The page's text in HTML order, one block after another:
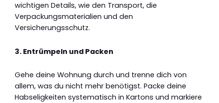
wichtigen Details, wie den Transport, die
Verpackungsmaterialien und den
Versicherungsschutz.
3. Entrümpeln und Packen
Gehe deine Wohnung durch und trenne dich von
allem, was du nicht mehr benötigst. Packe deine
Habseligkeiten systematisch in Kartons und markiere